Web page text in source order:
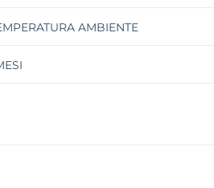
AMBIENTE